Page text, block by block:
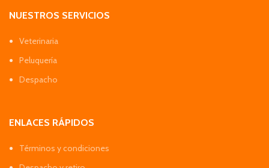
NUESTROS SERVICIOS
Veterinaria
Peluquería
Despacho
ENLACES RÁPIDOS
Términos y condiciones